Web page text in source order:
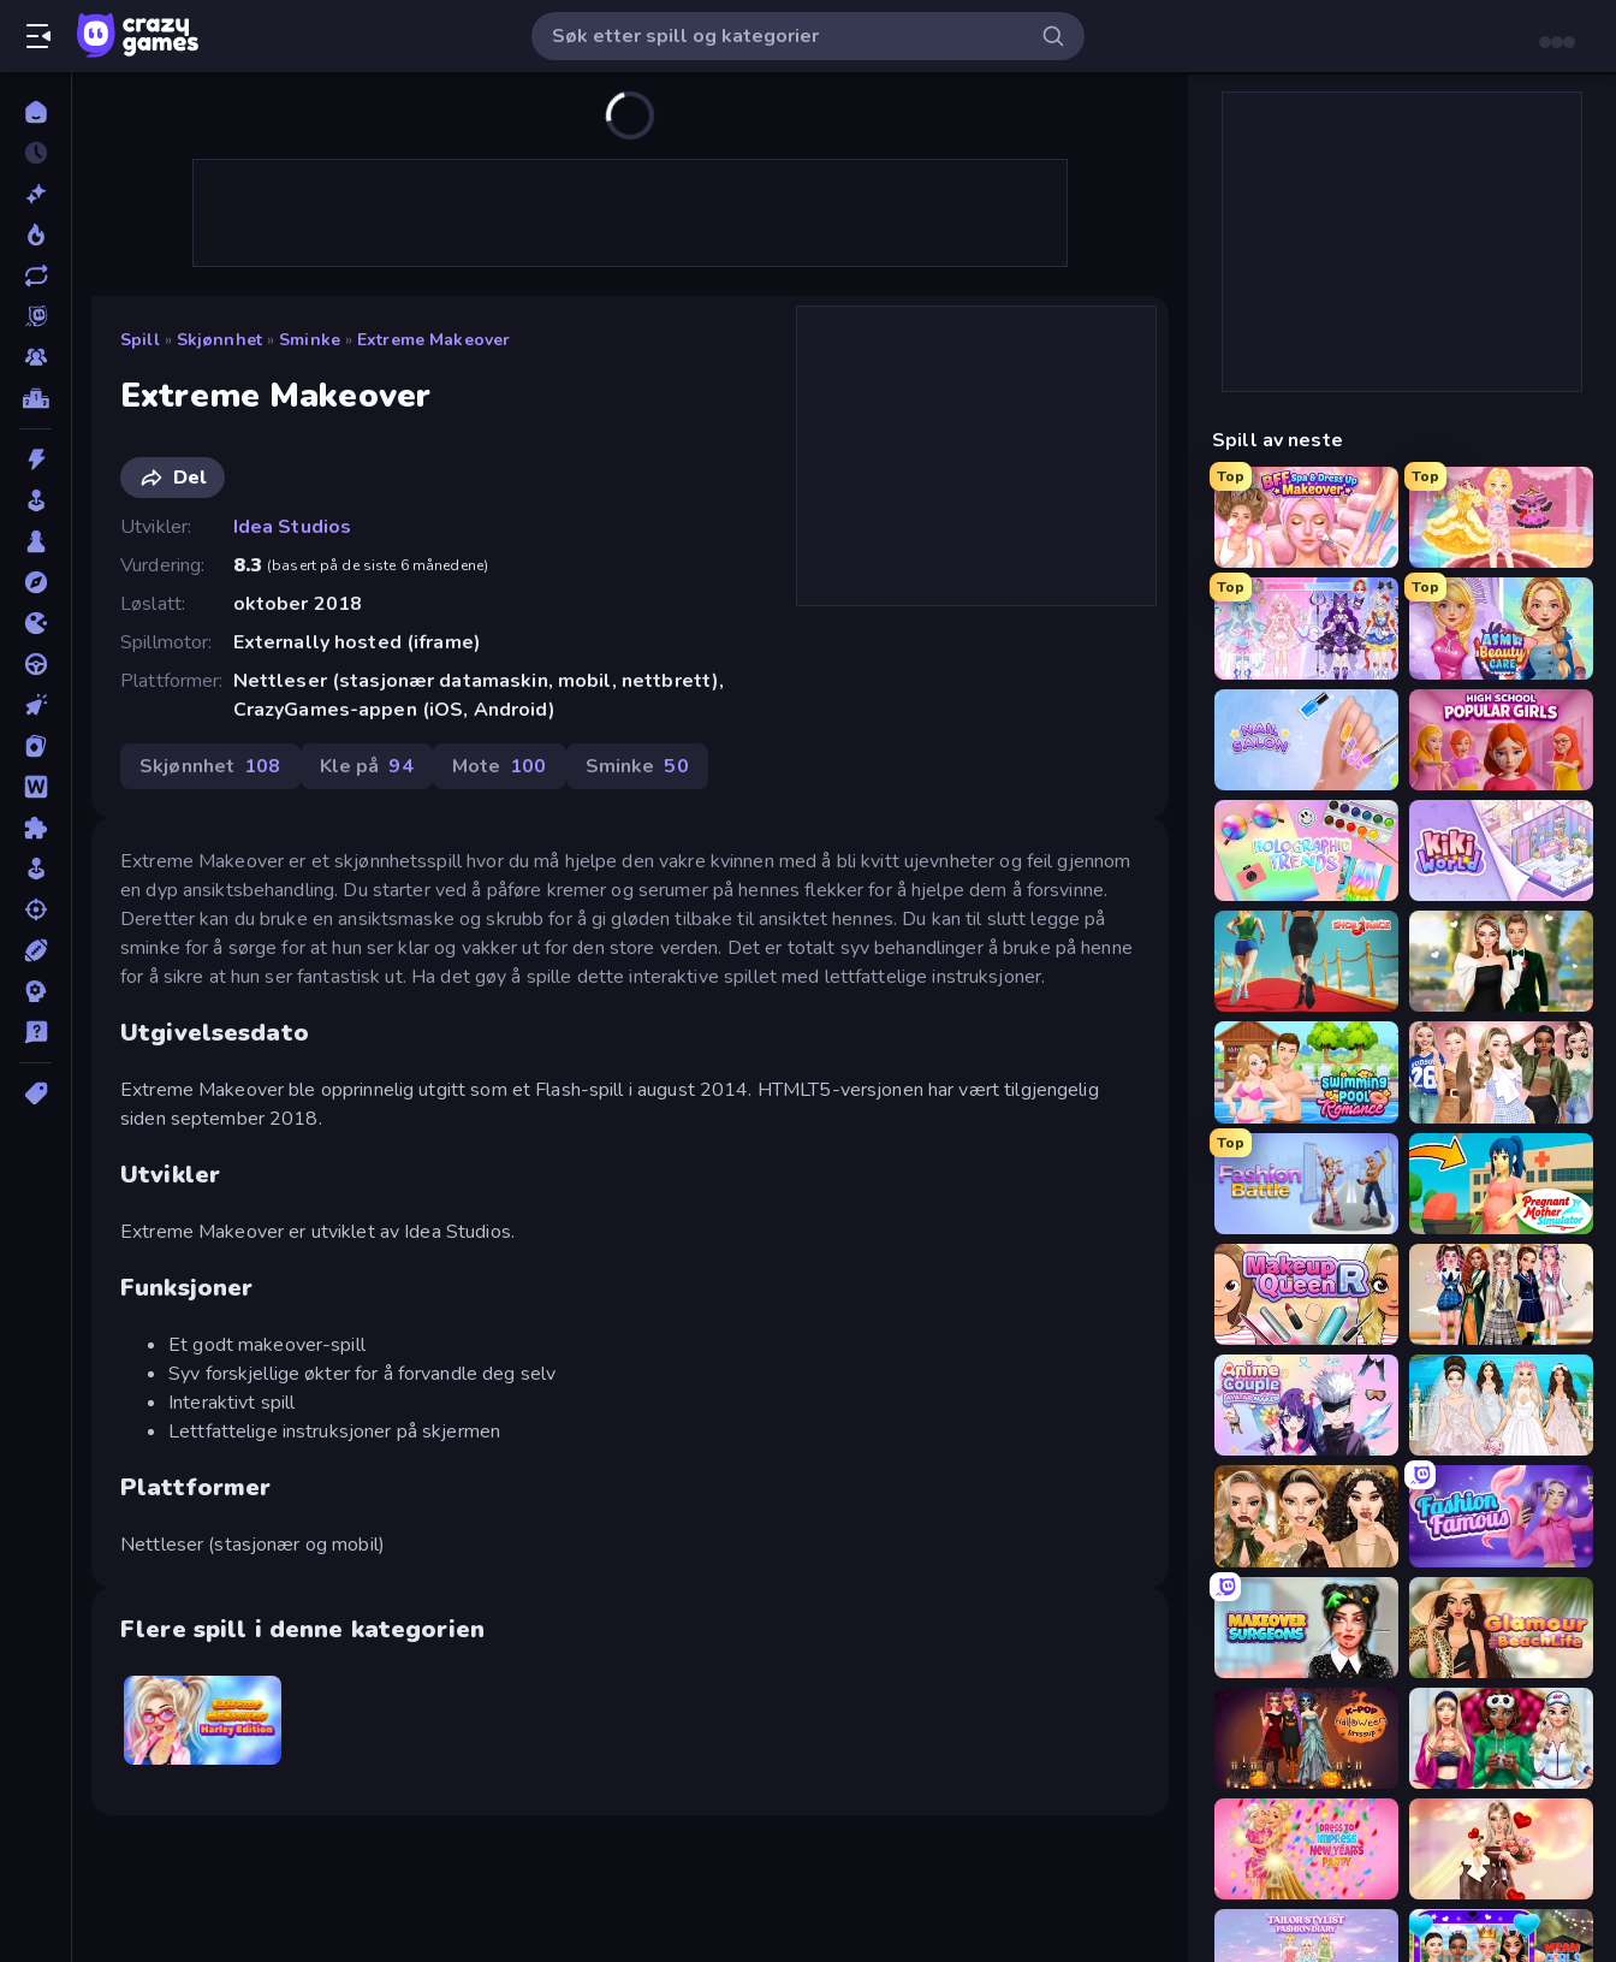
Spill » Skjønnhet » Sminke » Extreme Makeover
Extreme Makeover
Del
Utvikler
Idea Studios
Vurdering
8.3 (basert på de siste 6 månedene)
Løslatt
oktober 2018
Spillmotor
Externally hosted (iframe)
Plattformer Nettleser (stasjonær datamaskin, mobil, nettbrett),
CrazyGames-appen (iOS, Android)
Skjønnhet 108 Kle på 94 Mote 100 Sminke 50
Extreme Makeover er et skjønnhetsspill hvor du må hjelpe den vakre kvinnen med å bli kvitt ujevnheter og feil gjennom
en dyp ansiktsbehandling. Du starter ved å påføre kremer og serumer på hennes flekker for å hjelpe dem å forsvinne.
Deretter kan du bruke en ansiktsmaske og skrubb for å gi gløden tilbake til ansiktet hennes. Du kan til slutt legge på
sminke for å sørge for at hun ser klar og vakker ut for den store verden. Det er totalt syv behandlinger å bruke på henne
for å sikre at hun ser fantastisk ut. Ha det gøy å spille dette interaktive spillet med lettfattelige instruksjoner.
Utgivelsesdato
Extreme Makeover ble opprinnelig utgitt som et Flash-spill i august 2014. HTMLT5-versjonen har vært tilgjengelig
siden september 2018.
Utvikler
Extreme Makeover er utviklet av Idea Studios.
Funksjoner
Et godt makeover-spill
Syv forskjellige økter for å forvandle deg selv
Interaktivt spill
Lettfattelige instruksjoner på skjermen
Plattformer
Nettleser (stasjonær og mobil)
Flere spill i denne kategorien
Extreme Makeover: Harley Edition
Spill av neste
Top
BFF Makeover - Spa & Dress Up
Top
Royal Glow Princess Makeover
Top
Idol Livestream: Fashion Game
Top
ASMR Beauty Care
Nail Salon
Holographic Trends KiKi World
Shoe Race Valentine's Day Proposal
Swimming Pool Romance Fashion Week 2025
Top
Fashion Battle Pregnant Mother Simulator
Make Up Queen R Back To School: Uniforms Edition
Anime Couple: Avatar Maker Model Wedding
Autumn Glam Gala Fashion Famous
Makeover Surgeons Glamour Beach Life
BFFs Luxury Loungewear
Dress To Impress: New Year's Party GRWM Date Night